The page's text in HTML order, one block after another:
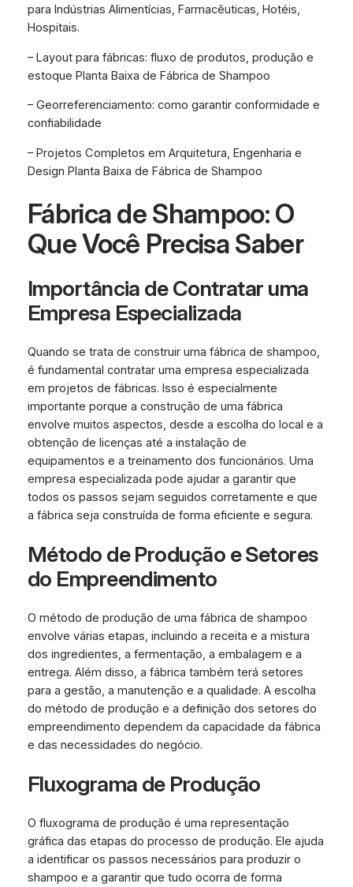
para Indústrias Alimentícias, Farmacêuticas, Hotéis,
Hospitais.
– Layout para fábricas: fluxo de produtos, produção e
estoque Planta Baixa de Fábrica de Shampoo
– Georreferenciamento: como garantir conformidade e
confiabilidade
– Projetos Completos em Arquitetura, Engenharia e
Design Planta Baixa de Fábrica de Shampoo
Fábrica de Shampoo: O
Que Você Precisa Saber
Importância de Contratar uma
Empresa Especializada
Quando se trata de construir uma fábrica de shampoo,
é fundamental contratar uma empresa especializada
em projetos de fábricas. Isso é especialmente
importante porque a construção de uma fábrica
envolve muitos aspectos, desde a escolha do local e a
obtenção de licenças até a instalação de
equipamentos e a treinamento dos funcionários. Uma
empresa especializada pode ajudar a garantir que
todos os passos sejam seguidos corretamente e que
a fábrica seja construída de forma eficiente e segura.
Método de Produção e Setores
do Empreendimento
O método de produção de uma fábrica de shampoo
envolve várias etapas, incluindo a receita e a mistura
dos ingredientes, a fermentação, a embalagem e a
entrega. Além disso, a fábrica também terá setores
para a gestão, a manutenção e a qualidade. A escolha
do método de produção e a definição dos setores do
empreendimento dependem da capacidade da fábrica
e das necessidades do negócio.
Fluxograma de Produção
O fluxograma de produção é uma representação
gráfica das etapas do processo de produção. Ele ajuda
a identificar os passos necessários para produzir o
shampoo e a garantir que tudo ocorra de forma